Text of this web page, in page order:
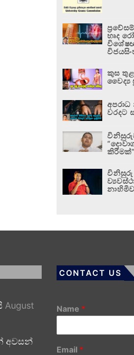
හෘද
කුස
වෛද්‍ය
වරදට
කිරීමක්”
විනිසුරු
August
අවසන්
CONTACT US
Name *
Email *